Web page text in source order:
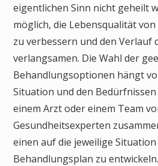
eigentlichen Sinn nicht geheilt
möglich, die Lebensqualität
zu verbessern und den Verlauf
verlangsamen. Die Wahl der
Behandlungsoptionen hängt
Situation und den
einem Arzt oder einem Team
Gesundheitsexperten
einen auf die jeweilige
Behandlungsplan zu entwickeln.